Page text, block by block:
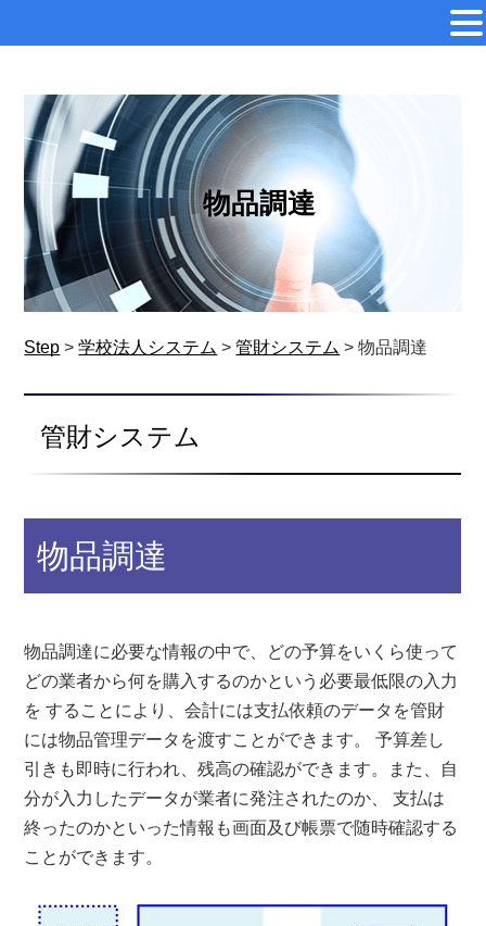
物品調達
Step >学校法人システム >管財システム >物品調達
管財システム
物品調達
物品調達に必要な情報の中で、どの予算をいくら使って
どの業者から何を購入するのかという必要最低限の入力
を することにより、会計には支払依頼のデータを管財
には物品管理データを渡すことができます。 予算差し
引きも即時に行われ、残高の確認ができます。また、自
分が入力したデータが業者に発注されたのか、 支払は
終ったのかといった情報も画面及び帳票で随時確認する
ことができます。